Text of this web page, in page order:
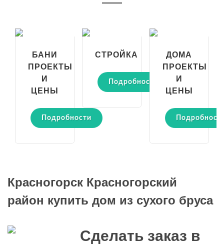
БАНИ
ПРОЕКТЫ
И
ЦЕНЫ
Подробности
СТРОЙКА
Подробности
ДОМА
ПРОЕКТЫ
И
ЦЕНЫ
Красногорск Красногорский
район купить дом из сухого бруса
Сделать заказ в